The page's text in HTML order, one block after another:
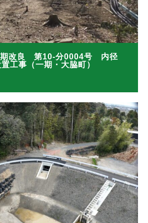
改良 第10-分0004号 内径
工事（一期・大脇町）